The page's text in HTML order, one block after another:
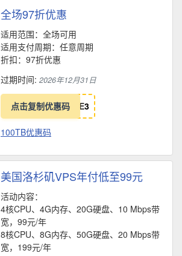
全场97折优惠
适用范围：全场可用
适用支付周期：任意周期
折扣：97折优惠
过期时间: 2026年12月31日
点击复制优惠码 E3
100TB优惠码
美国洛杉矶VPS年付低至99元
活动内容：
4核CPU、4G内存、20G硬盘、10 Mbps带
宽，99元/年
8核CPU、8G内存、50G硬盘、20 Mbps带
宽，199元/年